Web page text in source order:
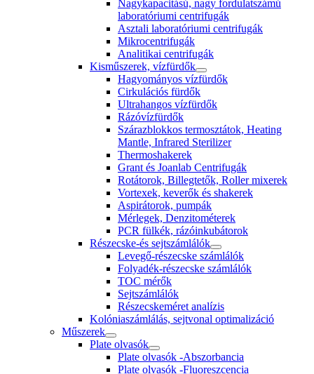
Nagykapacitású, nagy fordulatszámú
laboratóriumi centrifugák
Asztali laboratóriumi centrifugák
Mikrocentrifugák
Analitikai centrifugák
Kisműszerek, vízfürdők
Hagyományos vízfürdők
Cirkulációs fürdők
Ultrahangos vízfürdők
Rázóvízfürdők
Szárazblokkos termosztátok, Heating
Mantle, Infrared Sterilizer
Thermoshakerek
Grant és Joanlab Centrifugák
Rotátorok, Billegtetők, Roller mixerek
Vortexek, keverők és shakerek
Aspirátorok, pumpák
Mérlegek, Denzitométerek
PCR fülkék, rázóinkubátorok
Részecske-és sejtszámlálók
Levegő-részecske számlálók
Folyadék-részecske számlálók
TOC mérők
Sejtszámlálók
Részecskeméret analízis
Kolóniaszámlálás, sejtvonal optimalizáció
Műszerek
Plate olvasók
Plate olvasók -Abszorbancia
Plate olvasók -Fluoreszcencia